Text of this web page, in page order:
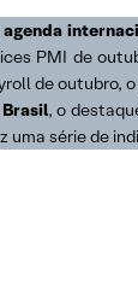
agenda
PMI de
de outubro,
Brasil, o
uma série de